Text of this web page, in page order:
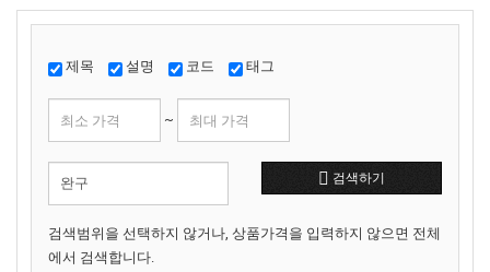
제목 설명 코드 태그
~
검색하기
검색범위을 선택하지 않거나, 상품가격을 입력하지 않으면 전체
에서 검색합니다.